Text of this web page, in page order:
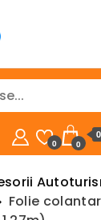
0 0
Folie